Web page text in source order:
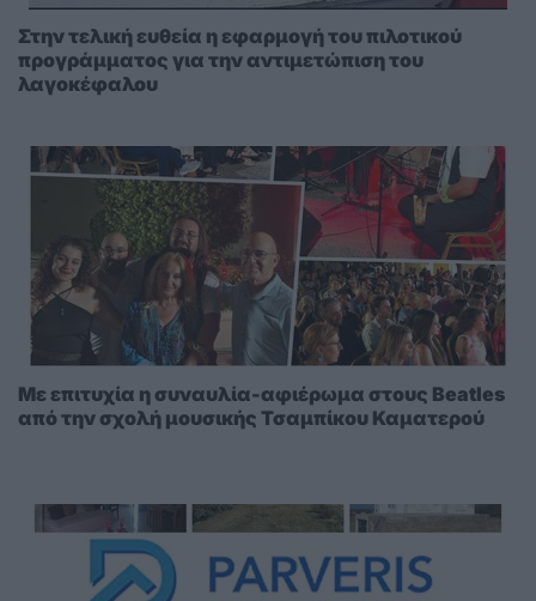
Στην τελική ευθεία η εφαρμογή του πιλοτικού
προγράμματος για την αντιμετώπιση του
λαγοκέφαλου
Με επιτυχία η συναυλία-αφιέρωμα στους Beatles
από την σχολή μουσικής Τσαμπίκου Καματερού